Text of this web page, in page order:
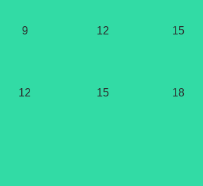
9 12 15
12 15 18